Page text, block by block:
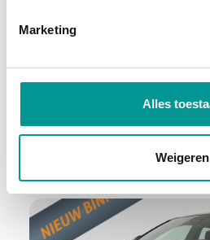
Marketing
Alles
Weigeren
72 maanden
Deze auto